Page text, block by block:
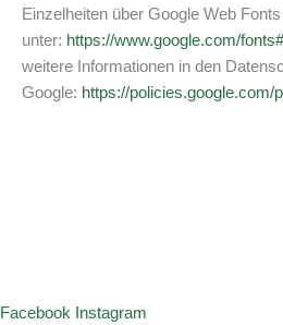
Einzelheiten über Google Web
unter: https://www.google.com/
weitere Informationen in den
Google: https://policies.google.com/
Facebook Instagram